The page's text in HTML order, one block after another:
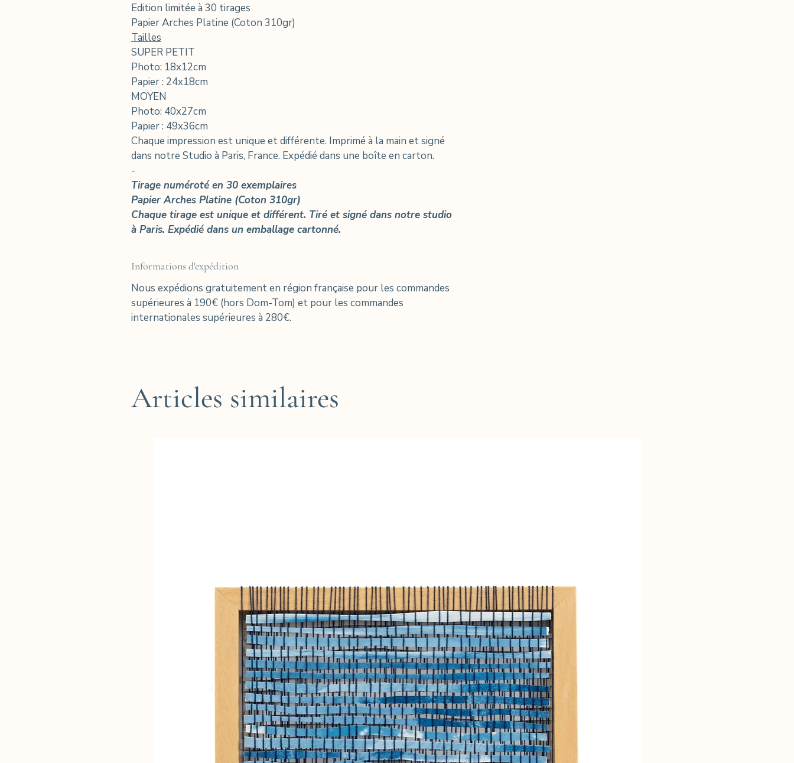
Edition limitée à 30 tirages
Papier Arches Platine (Coton 310gr)
Tailles
SUPER PETIT
Photo: 18x12cm
Papier : 24x18cm
MOYEN
Photo: 40x27cm
Papier : 49x36cm
Chaque impression est unique et différente. Imprimé à la main et signé
dans notre Studio à Paris, France. Expédié dans une boîte en carton.
-
Tirage numéroté en 30 exemplaires
Papier Arches Platine (Coton 310gr)
Chaque tirage est unique et différent. Tiré et signé dans notre studio
à Paris. Expédié dans un emballage cartonné.
Informations d'expédition
Nous expédions gratuitement en région française pour les commandes
supérieures à 190€ (hors Dom-Tom) et pour les commandes
internationales supérieures à 280€.
Articles similaires